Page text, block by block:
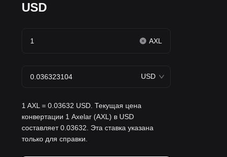
USD
AXL
USD
1 AXL = 0.03632 USD. Текущая цена
конвертации 1 Axelar (AXL) в USD
составляет 0.03632. Эта ставка указана
только для справки.